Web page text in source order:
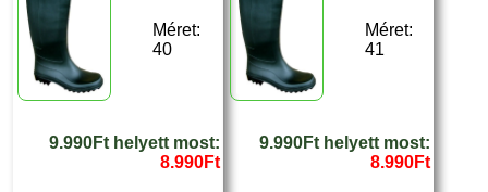
Méret:
40
9.990Ft helyett most:
8.990Ft
Méret:
41
9.990Ft helyett most:
8.990Ft